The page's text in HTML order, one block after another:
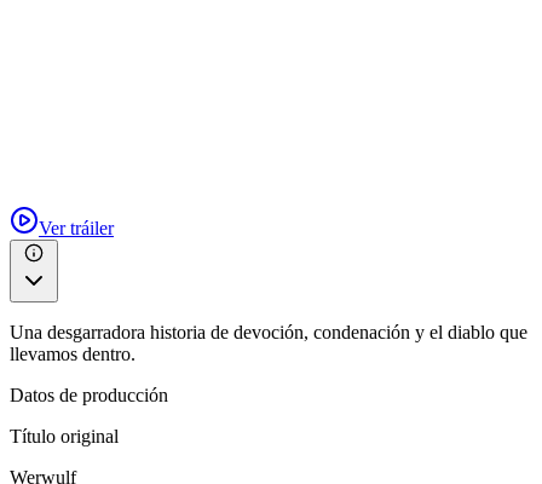
Ver tráiler
Una desgarradora historia de devoción, condenación y el diablo que
llevamos dentro.
Datos de producción
Título original
Werwulf